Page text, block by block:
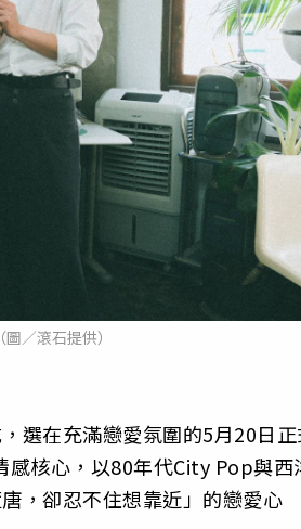
／滾石提供）
選在充滿戀愛氛圍的5月20日
感核心，以80年代City Pop與西
，卻忍不住想靠近」的戀愛心